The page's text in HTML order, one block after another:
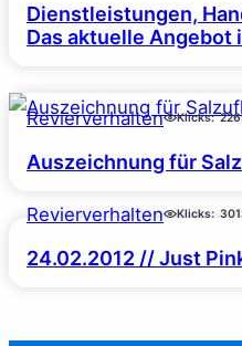
Dienstleistungen,
Das aktuelle Angebot
Revierverhalten Klicks:
Auszeichnung für
Revierverhalten Klicks:
24.02.2012 // Just